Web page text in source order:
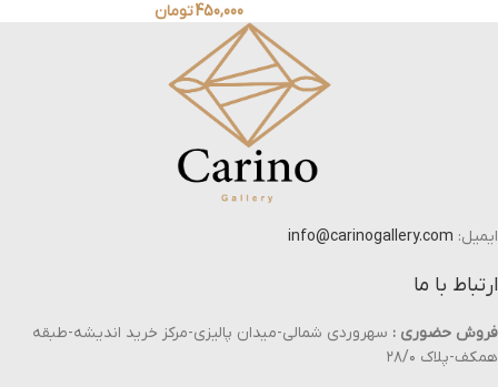
450,000تومان
ایمیل: info@carinogallery.com
ارتباط با ما
فروش حضوری : سهروردی شمالی-میدان پالیزی-مرکز خرید اندیشه-طبقه
همکف-پلاک ۲۸/۰